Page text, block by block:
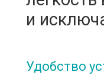
и
Удобство